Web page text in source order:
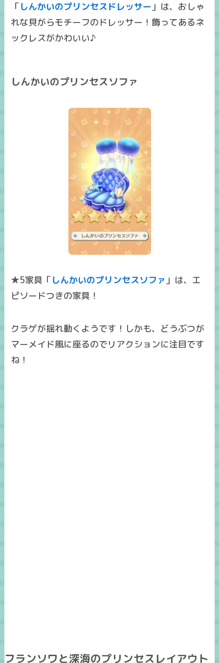
「しんかいのプリンセスドレッサー」は、おしゃ
れな貝がらモチーフのドレッサー！飾ってあるネ
ックレスがかわいい♪
しんかいのプリンセスソファ
★5家具「しんかいのプリンセスソファ 」は、エ
ピソードつきの家具！
クラゲが揺れ動くようです！しかも、 どうぶつが
マーメイド風に座るのでリアクションに注目です
ね！
フランソワと深海のプリンセスレイアウト